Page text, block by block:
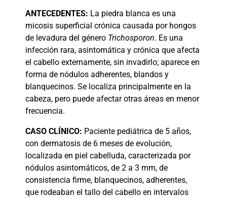
ANTECEDENTES: La piedra blanca es una
micosis superficial crónica causada por hongos
de levadura del género Trichosporon. Es una
infección rara, asintomática y crónica que afecta
el cabello externamente, sin invadirlo; aparece en
forma de nódulos adherentes, blandos y
blanquecinos. Se localiza principalmente en la
cabeza, pero puede afectar otras áreas en menor
frecuencia.
CASO CLÍNICO: Paciente pediátrica de 5 años,
con dermatosis de 6 meses de evolución,
localizada en piel cabelluda, caracterizada por
nódulos asintomáticos, de 2 a 3 mm, de
consistencia firme, blanquecinos, adherentes,
que rodeaban el tallo del cabello en intervalos